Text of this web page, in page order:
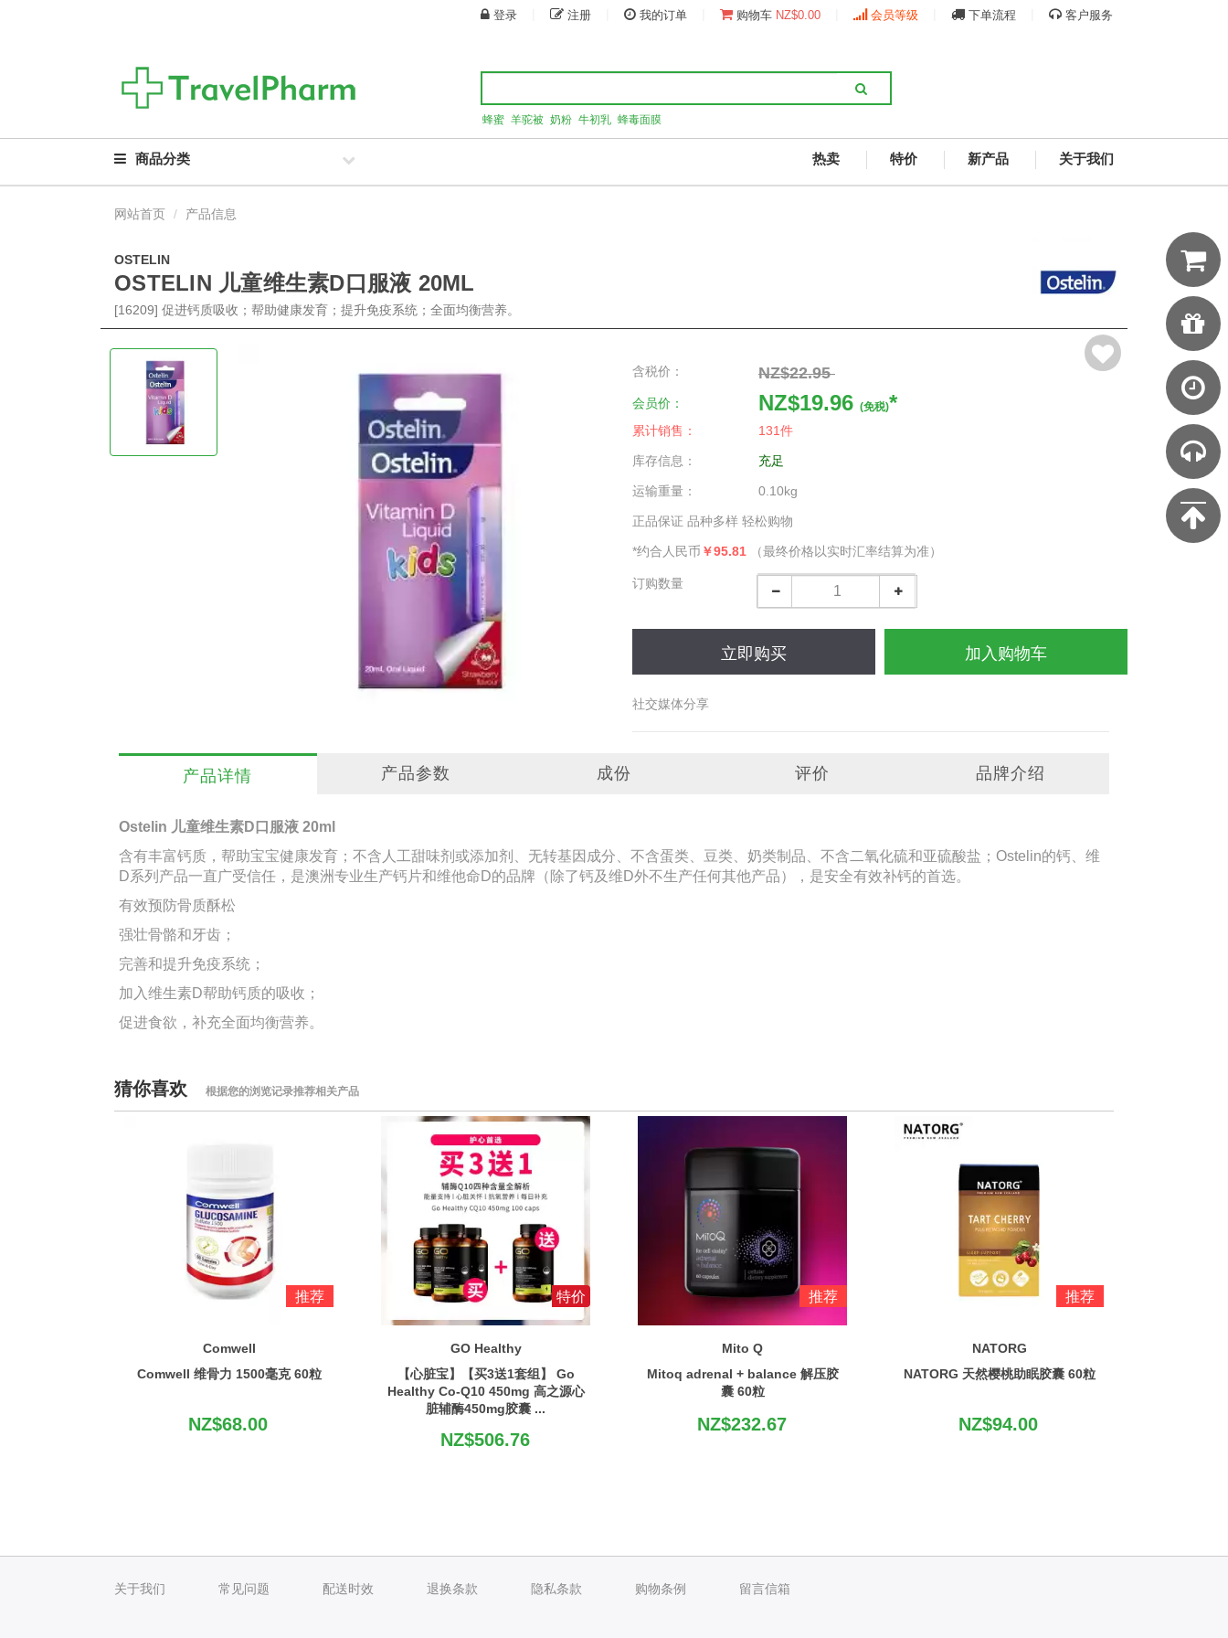
登录 注册 我的订单 购物车 NZ$0.00 会员等级 下单流程 客户服务
蜂蜜 羊驼被 奶粉 牛初乳 蜂毒面膜
商品分类 热卖 特价 新产品 关于我们
网站首页 产品信息
OSTELIN
OSTELIN 儿童维生素D口服液 20ML
[16209] 促进钙质吸收；帮助健康发育；提升免疫系统；全面均衡营养。
含税价： NZ$22.95
会员价： NZ$19.96 (免税)*
累计销售： 131件
库存信息： 充足
运输重量： 0.10kg
正品保证 品种多样 轻松购物
*约合人民币 ￥95.81 （最终价格以实时汇率结算为准）
订购数量
立即购买 加入购物车
社交媒体分享
产品详情 产品参数 成份 评价 品牌介绍
Ostelin 儿童维生素D口服液 20ml
含有丰富钙质，帮助宝宝健康发育；不含人工甜味剂或添加剂、无转基因成分、不含蛋类、豆类、奶类制品、不含二氧化硫和亚硫酸盐；Ostelin的钙、维
D系列产品一直广受信任，是澳洲专业生产钙片和维他命D的品牌（除了钙及维D外不生产任何其他产品），是安全有效补钙的首选。
有效预防骨质酥松
强壮骨骼和牙齿；
完善和提升免疫系统；
加入维生素D帮助钙质的吸收；
促进食欲，补充全面均衡营养。
猜你喜欢 根据您的浏览记录推荐相关产品
推荐
Comwell
Comwell 维骨力 1500毫克 60粒
NZ$68.00
特价
GO Healthy
【心脏宝】【买3送1套组】 Go
Healthy Co-Q10 450mg 高之源心
脏辅酶450mg胶囊 ...
NZ$506.76
推荐
Mito Q
Mitoq adrenal + balance 解压胶
囊 60粒
NZ$232.67
推荐
NATORG
NATORG 天然樱桃助眠胶囊 60粒
NZ$94.00
关于我们 常见问题 配送时效 退换条款 隐私条款 购物条例 留言信箱